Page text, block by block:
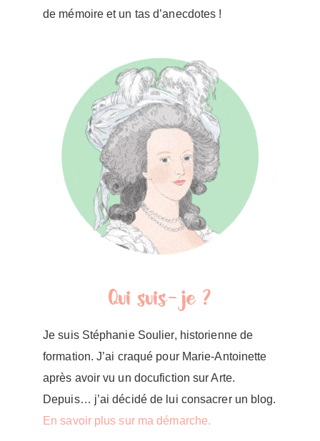
de mémoire et un tas d’anecdotes !
Qui suis-je ?
Je suis Stéphanie Soulier, historienne de
formation. J’ai craqué pour Marie-Antoinette
après avoir vu un docufiction sur Arte.
Depuis… j’ai décidé de lui consacrer un blog.
En savoir plus sur ma démarche.